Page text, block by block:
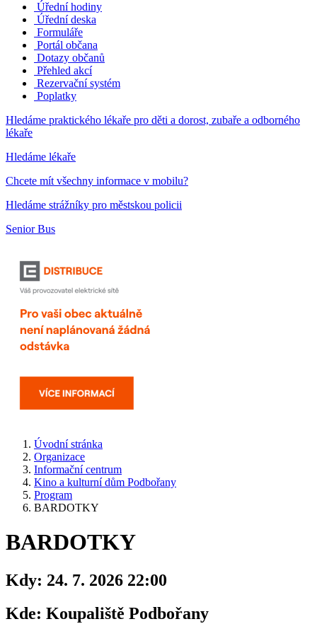
Úřední hodiny
Úřední deska
Formuláře
Portál občana
Dotazy občanů
Přehled akcí
Rezervační systém
Poplatky
Hledáme praktického lékaře pro děti a dorost, zubaře a odborného
lékaře
Hledáme lékaře
Chcete mít všechny informace v mobilu?
Hledáme strážníky pro městskou policii
Senior Bus
Úvodní stránka
Organizace
Informační centrum
Kino a kulturní dům Podbořany
Program
BARDOTKY
BARDOTKY
Kdy: 24. 7. 2026 22:00
Kde: Koupaliště Podbořany